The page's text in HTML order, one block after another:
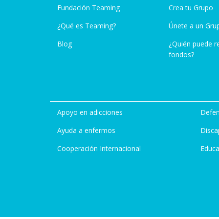
Fundación Teaming
¿Qué es Teaming?
Blog
Crea tu Grupo
Únete a un
¿Quién puede
fondos?
Apoyo en adicciones
Ayuda a enfermos
Cooperación Internacional